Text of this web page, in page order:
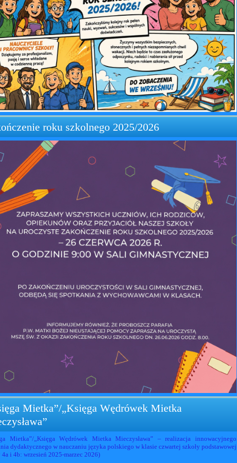
roku szkolnego 2025/2026
Mietka”/„Księga Wędrówek Mietka
Mietka”/„Księga Wędrówek Mietka Mieczysława” – realizacja innowacyjnego
dydaktycznego w nauczaniu języka polskiego w klasie czwartej szkoły podstawowej
4a i 4b: wrzesień 2025-marzec 2026)